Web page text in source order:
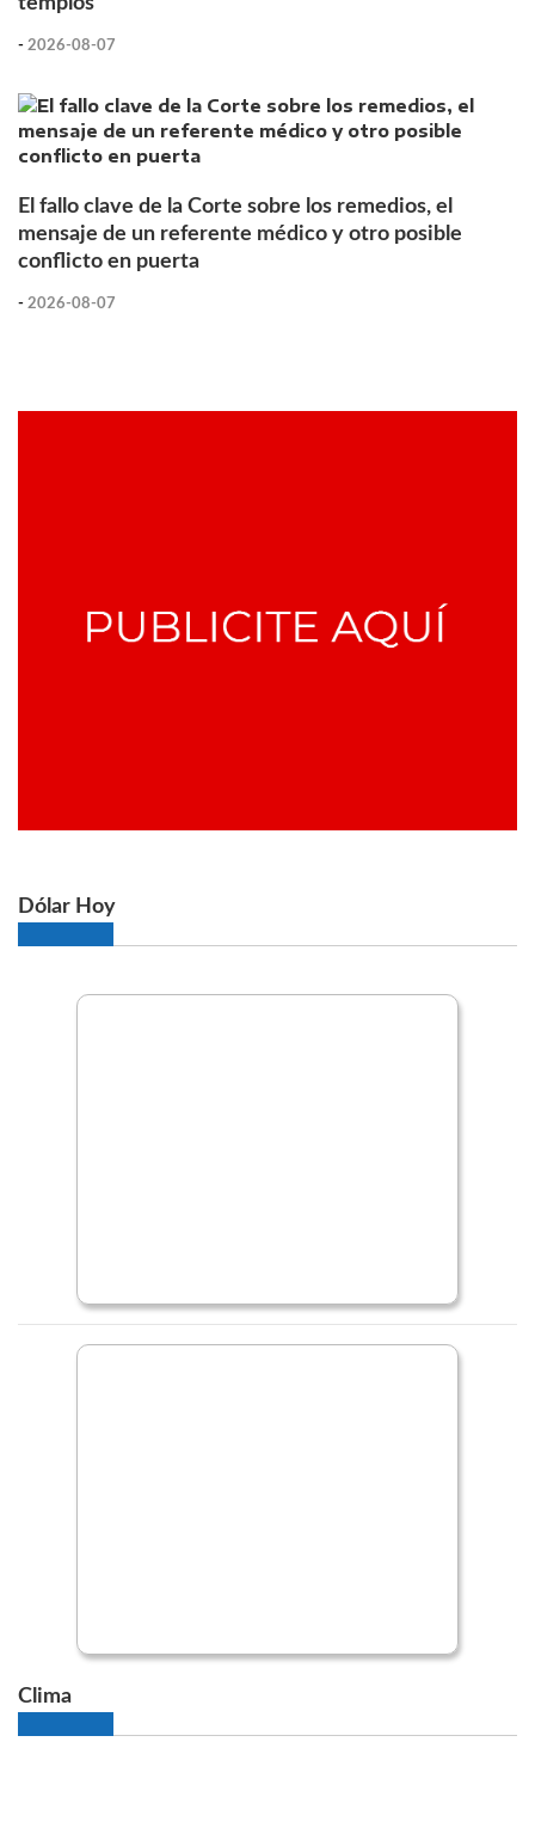
- 2026-08-07
El fallo clave de la Corte sobre los remedios, el
mensaje de un referente médico y otro posible
conflicto en puerta
- 2026-08-07
Dólar Hoy
Clima